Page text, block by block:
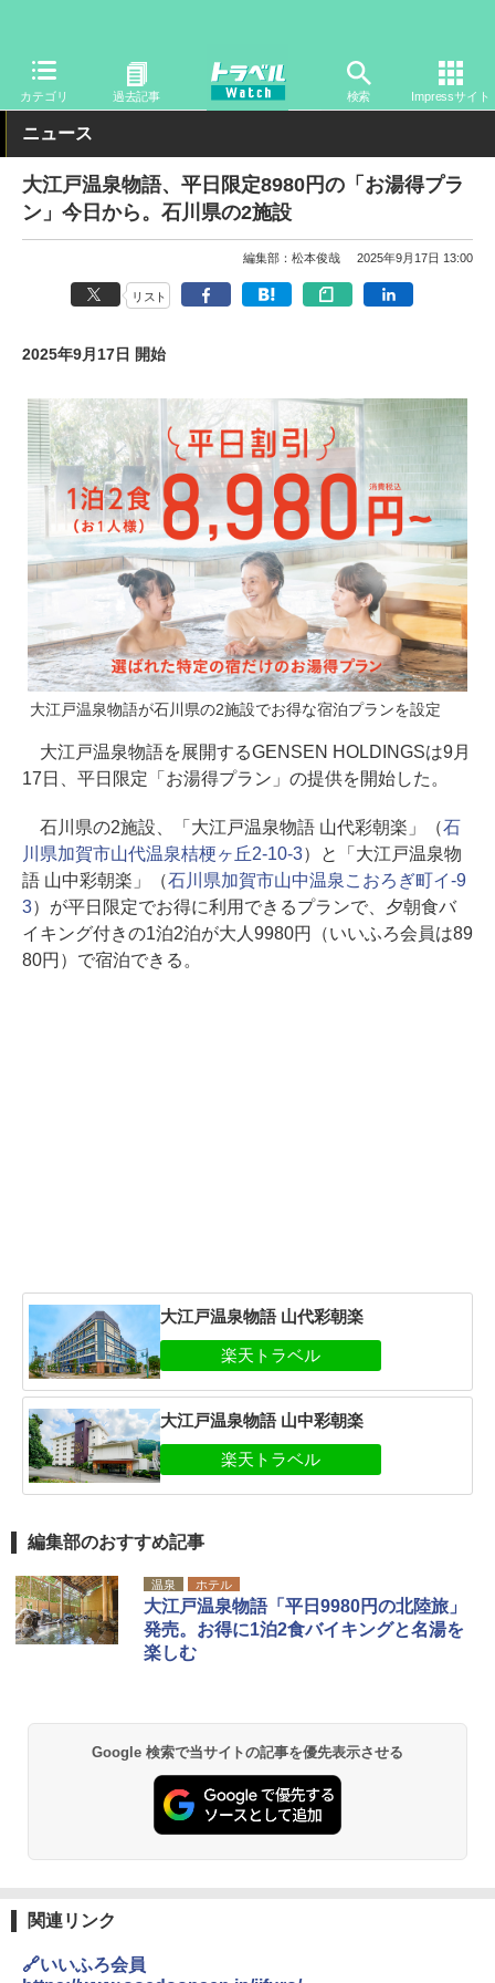
カテゴリ 過去記事 検索 Impressサイト
トラベル Watch 地域 国内旅行 石川
ニュース
大江戸温泉物語、平日限定8980円の「お湯得プラ
ン」今日から。石川県の2施設
編集部：松本俊哉 2025年9月17日 13:00
リスト
2025年9月17日 開始
大江戸温泉物語が石川県の2施設でお得な宿泊プランを設定
大江戸温泉物語を展開するGENSEN HOLDINGSは9月
17日、平日限定「お湯得プラン」の提供を開始した。
石川県の2施設、「大江戸温泉物語 山代彩朝楽」（石
川県加賀市山代温泉桔梗ヶ丘2-10-3）と「大江戸温泉物
語 山中彩朝楽」（石川県加賀市山中温泉こおろぎ町イ-9
3）が平日限定でお得に利用できるプランで、夕朝食バ
イキング付きの1泊2泊が大人9980円（いいふろ会員は89
80円）で宿泊できる。
大江戸温泉物語 山代彩朝楽
大江戸温泉物語 山中彩朝楽
編集部のおすすめ記事
温泉 ホテル
大江戸温泉物語「平日9980円の北陸旅」
発売。お得に1泊2食バイキングと名湯を
楽しむ
Google 検索で当サイトの記事を優先表示させる
関連リンク
🔗いいふろ会員